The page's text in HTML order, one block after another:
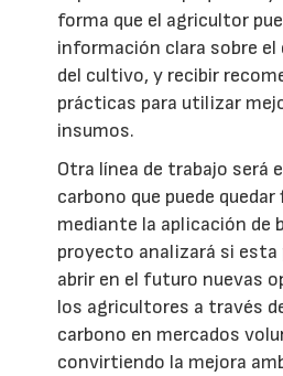
forma que el agricultor
información clara sobre el
del cultivo, y recibir
prácticas para utilizar
insumos.
Otra línea de trabajo será
carbono que puede
mediante la aplicación de
proyecto analizará si esta
abrir en el futuro nuevas
los agricultores a través
carbono en mercados
convirtiendo la mejora